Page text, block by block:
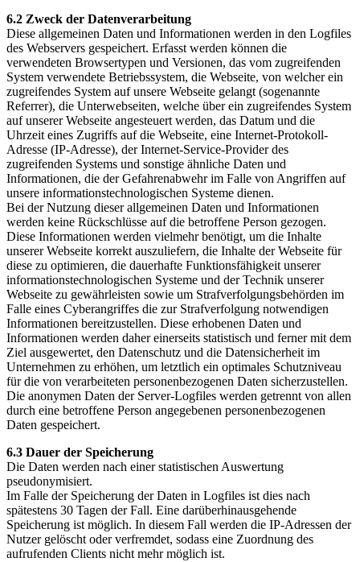
6.2 Zweck der Datenverarbeitung
Diese allgemeinen Daten und Informationen werden in den Logfiles
des Webservers gespeichert. Erfasst werden können die
verwendeten Browsertypen und Versionen, das vom zugreifenden
System verwendete Betriebssystem, die Webseite, von welcher ein
zugreifendes System auf unsere Webseite gelangt (sogenannte
Referrer), die Unterwebseiten, welche über ein zugreifendes System
auf unserer Webseite angesteuert werden, das Datum und die
Uhrzeit eines Zugriffs auf die Webseite, eine Internet-Protokoll-
Adresse (IP-Adresse), der Internet-Service-Provider des
zugreifenden Systems und sonstige ähnliche Daten und
Informationen, die der Gefahrenabwehr im Falle von Angriffen auf
unsere informationstechnologischen Systeme dienen.
Bei der Nutzung dieser allgemeinen Daten und Informationen
werden keine Rückschlüsse auf die betroffene Person gezogen.
Diese Informationen werden vielmehr benötigt, um die Inhalte
unserer Webseite korrekt auszuliefern, die Inhalte der Webseite für
diese zu optimieren, die dauerhafte Funktionsfähigkeit unserer
informationstechnologischen Systeme und der Technik unserer
Webseite zu gewährleisten sowie um Strafverfolgungsbehörden im
Falle eines Cyberangriffes die zur Strafverfolgung notwendigen
Informationen bereitzustellen. Diese erhobenen Daten und
Informationen werden daher einerseits statistisch und ferner mit dem
Ziel ausgewertet, den Datenschutz und die Datensicherheit im
Unternehmen zu erhöhen, um letztlich ein optimales Schutzniveau
für die von verarbeiteten personenbezogenen Daten sicherzustellen.
Die anonymen Daten der Server-Logfiles werden getrennt von allen
durch eine betroffene Person angegebenen personenbezogenen
Daten gespeichert.
6.3 Dauer der Speicherung
Die Daten werden nach einer statistischen Auswertung
pseudonymisiert.
Im Falle der Speicherung der Daten in Logfiles ist dies nach
spätestens 30 Tagen der Fall. Eine darüberhinausgehende
Speicherung ist möglich. In diesem Fall werden die IP-Adressen der
Nutzer gelöscht oder verfremdet, sodass eine Zuordnung des
aufrufenden Clients nicht mehr möglich ist.